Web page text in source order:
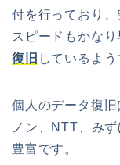
付を行っており
スピードもかなり
復旧 しているよう
個人のデータ復
ノン、NTT、み
豊富です。